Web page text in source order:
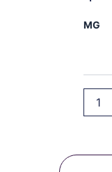
MG
Akuario
-
100
ml